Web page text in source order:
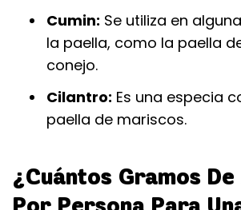
Cumin: Se utiliza en
la paella, como la paella
conejo.
Cilantro: Es una especia
paella de mariscos.
¿Cuántos Gramos